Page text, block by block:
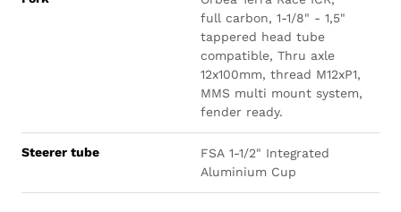
full carbon, 1-1/8" - 1,5"
tappered head tube
compatible, Thru axle
12x100mm, thread M12xP1,
MMS multi mount system,
fender ready.
Steerer tube
FSA 1-1/2" Integrated
Aluminium Cup